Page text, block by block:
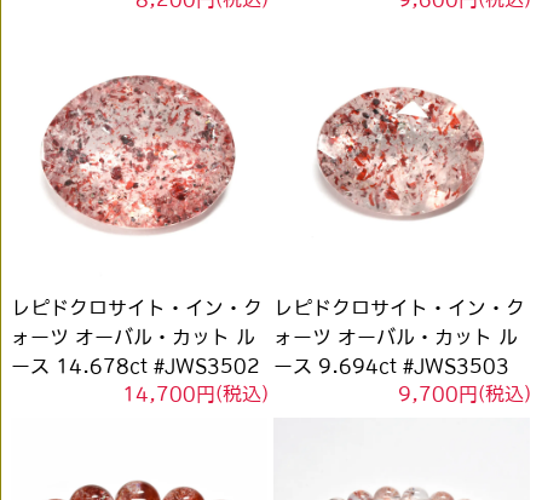
レピドクロサイト・イン・ク
ォーツ オーバル・カット ル
ース 14.678ct #JWS3502
14,700円(税込)
レピドクロサイト・イン・ク
ォーツ オーバル・カット ル
ース 9.694ct #JWS3503
9,700円(税込)